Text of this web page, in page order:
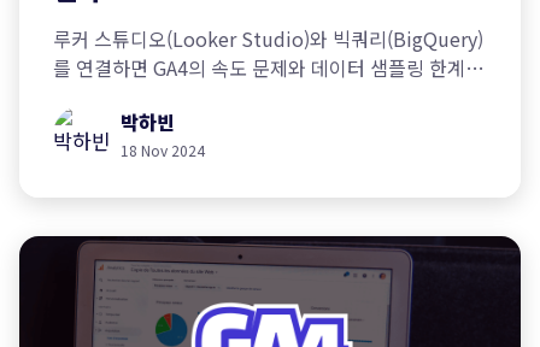
루커 스튜디오(Looker Studio)와 빅쿼리(BigQuery)
를 연결하면 GA4의 속도 문제와 데이터 샘플링 한계
분석을 결합해 비즈니스 성과를 극대화하는 방법을
알아보세요.
박하빈
18 Nov 2024